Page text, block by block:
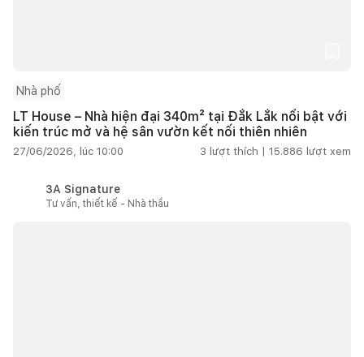
Nhà phố
LT House – Nhà hiện đại 340m² tại Đắk Lắk nổi bật với
kiến trúc mở và hệ sân vườn kết nối thiên nhiên
27/06/2026, lúc 10:00 3 lượt thích | 15.886 lượt xem
3A Signature
Tư vấn, thiết kế - Nhà thầu